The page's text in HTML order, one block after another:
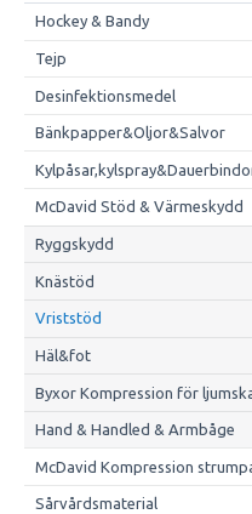
Hockey & Bandy
Tejp
Desinfektionsmedel
Bänkpapper&Oljor&Salvor
McDavid Stöd & Värmeskydd
Ryggskydd
Knästöd
Vriststöd
Häl&fot
Byxor Kompression för
Hand & Handled & Armbåge
McDavid Kompression
Sårvårdsmaterial